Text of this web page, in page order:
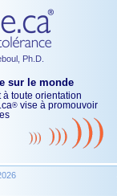
Ph.D.
sur le monde
à toute orientation
® vise à promouvoir